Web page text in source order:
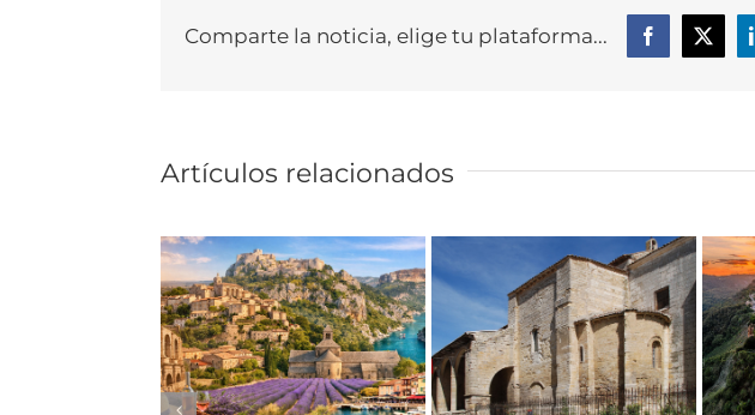
Comparte la noticia, elige tu plataforma... Facebook
X
Artículos relacionados